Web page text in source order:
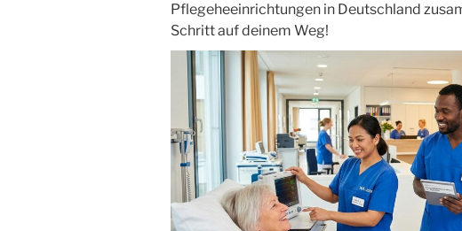
Pflegeheeinrichtungen in Deutschland
Schritt auf deinem Weg!